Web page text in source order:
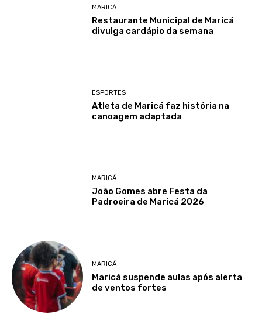
MARICÁ
Restaurante Municipal de Maricá
divulga cardápio da semana
ESPORTES
Atleta de Maricá faz história na
canoagem adaptada
MARICÁ
João Gomes abre Festa da
Padroeira de Maricá 2026
MARICÁ
Maricá suspende aulas após alerta
de ventos fortes